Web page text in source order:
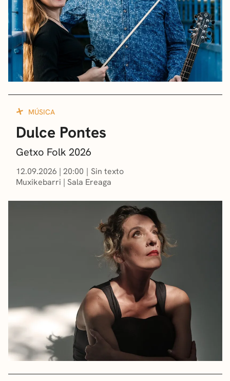
MÚSICA
Dulce Pontes
Getxo Folk 2026
12.09.2026 | 20:00
Sin texto
Muxikebarri | Sala Ereaga